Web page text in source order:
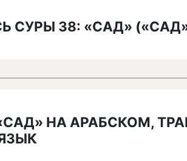
СУРЫ 38: «САД»
НА АРАБСКОМ,